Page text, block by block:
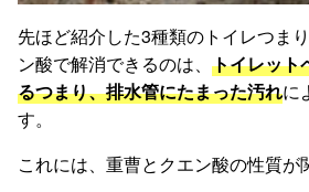
先ほど紹介した3種類のトイレつま
ン酸で解消できるのは、 トイレット
るつまり、排水管にたまった汚れに
す。
これには、重曹とクエン酸の性質が